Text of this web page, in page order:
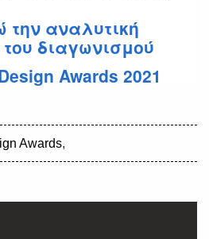
την αναλυτική
διαγωνισμού
Awards 2021
Awards,